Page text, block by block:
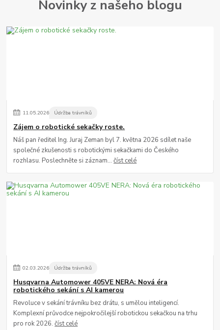
Novinky z našeho blogu
11.05.2026 Údržba trávníků
Zájem o robotické sekačky roste.
Náš pan ředitel Ing. Juraj Zeman byl 7. května 2026 sdílet naše
společné zkušenosti s robotickými sekačkami do Českého
rozhlasu. Poslechněte si záznam...číst celé
02.03.2026 Údržba trávníků
Husqvarna Automower 405VE NERA: Nová éra
robotického sekání s AI kamerou
Revoluce v sekání trávníku bez drátu, s umělou inteligencí.
Komplexní průvodce nejpokročilejší robotickou sekačkou na trhu
pro rok 2026.číst celé